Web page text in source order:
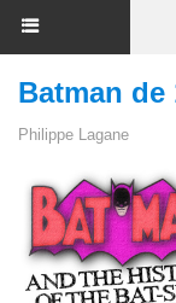
Batman de
Philippe Lagane